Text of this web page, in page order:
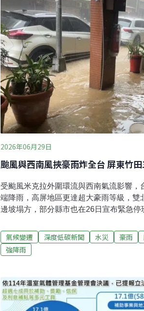
居家辦公，逾千所學校宣布停課。法國
減少了巴黎地區一成以上的班次。大巴黎
Pécresse）警告，極端高溫下，鐵軌無法
2026年06月29日
颱風與西南風挾豪雨炸全台 屏東竹
受颱風米克拉外圍環流與西南氣流影響
端降雨，高屏地區更達超大豪雨等級，雙
邊坡塌方，部分縣市也在26日宣布緊急
一級，全力投入防汛抽水與災後搶修。據
全台之冠，累積雨量956毫米僅次於莫拉
民宅淹水，農田、魚塭和畜牧場都受到影
響，全台25日開始降豪大雨。災情從25
報導，25日台北市內湖、南港、淡水等
日前往內湖視察，允諾會將65億的治水預
氣候變遷 深度低碳新聞 水災 豪雨
強降雨